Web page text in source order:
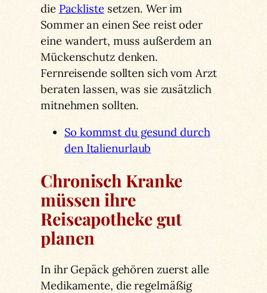
die Packlistesetzen. Wer im
Sommer an einen See reist oder
eine wandert, muss außerdem an
Mückenschutz denken.
Fernreisende sollten sich vom Arzt
beraten lassen, was sie zusätzlich
mitnehmen sollten.
So kommst du gesund durch
den Italienurlaub
Chronisch Kranke
müssen ihre
Reiseapotheke gut
planen
In ihr Gepäck gehören zuerst alle
Medikamente, die regelmäßig